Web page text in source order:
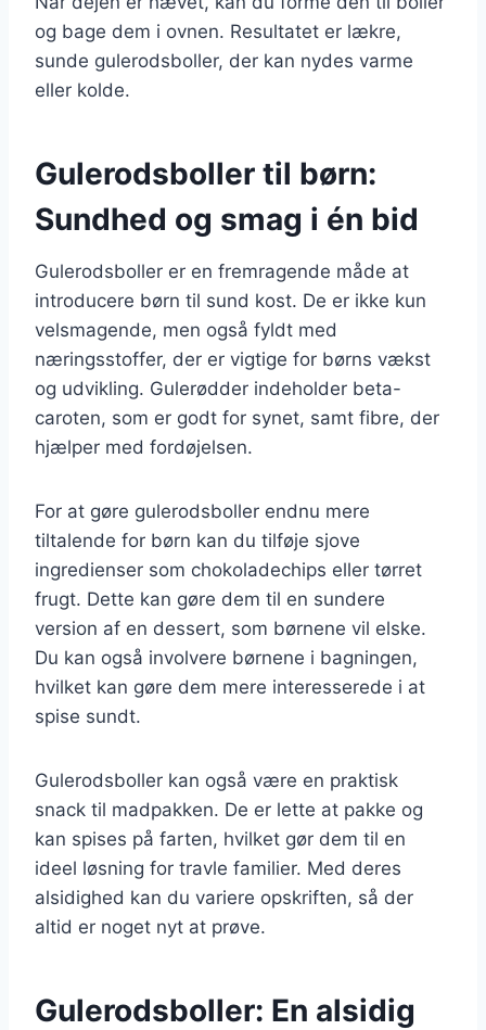
og bage dem i ovnen. Resultatet er lækre,
sunde gulerodsboller, der kan nydes varme
eller kolde.
Gulerodsboller til børn:
Sundhed og smag i én bid
Gulerodsboller er en fremragende måde at
introducere børn til sund kost. De er ikke kun
velsmagende, men også fyldt med
næringsstoffer, der er vigtige for børns vækst
og udvikling. Gulerødder indeholder beta-
caroten, som er godt for synet, samt fibre, der
hjælper med fordøjelsen.
For at gøre gulerodsboller endnu mere
tiltalende for børn kan du tilføje sjove
ingredienser som chokoladechips eller tørret
frugt. Dette kan gøre dem til en sundere
version af en dessert, som børnene vil elske.
Du kan også involvere børnene i bagningen,
hvilket kan gøre dem mere interesserede i at
spise sundt.
Gulerodsboller kan også være en praktisk
snack til madpakken. De er lette at pakke og
kan spises på farten, hvilket gør dem til en
ideel løsning for travle familier. Med deres
alsidighed kan du variere opskriften, så der
altid er noget nyt at prøve.
Gulerodsboller: En alsidig